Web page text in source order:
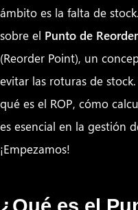
ámbito es la falta de
sobre el Punto de
(Reorder Point), un
evitar las roturas de
qué es el ROP, cómo
es esencial en la gestión
¡Empezamos!